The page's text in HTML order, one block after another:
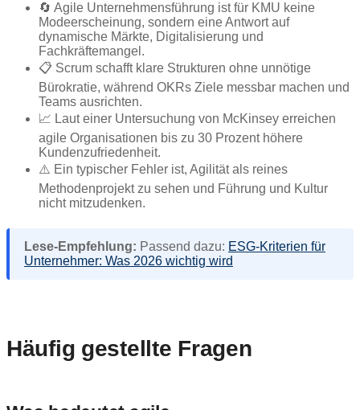
🔄 Agile Unternehmensführung ist für KMU keine
Modeerscheinung, sondern eine Antwort auf
dynamische Märkte, Digitalisierung und
Fachkräftemangel.
📋 Scrum schafft klare Strukturen ohne unnötige
Bürokratie, während OKRs Ziele messbar machen und
Teams ausrichten.
📈 Laut einer Untersuchung von McKinsey erreichen
agile Organisationen bis zu 30 Prozent höhere
Kundenzufriedenheit.
⚠️ Ein typischer Fehler ist, Agilität als reines
Methodenprojekt zu sehen und Führung und Kultur
nicht mitzudenken.
Lese-Empfehlung: Passend dazu: ESG-Kriterien für
Unternehmer: Was 2026 wichtig wird
Häufig gestellte Fragen